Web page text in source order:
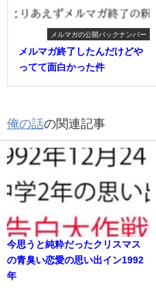
メルマガの公開バックナンバー
メルマガ終了したんだけどや
ってて面白かった件
俺の話の関連記事
今思うと純粋だったクリスマス
の青臭い恋愛の思い出イン1992
年